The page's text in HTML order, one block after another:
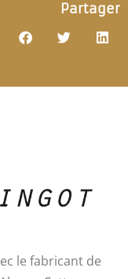
Partager
le fabricant de